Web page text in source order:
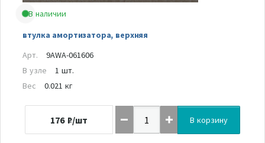
В наличии
втулка амортизатора, верхняя
Арт.
9AWA-061606
В узле
1 шт.
Вес
0.021 кг
176 ₽/шт В корзину